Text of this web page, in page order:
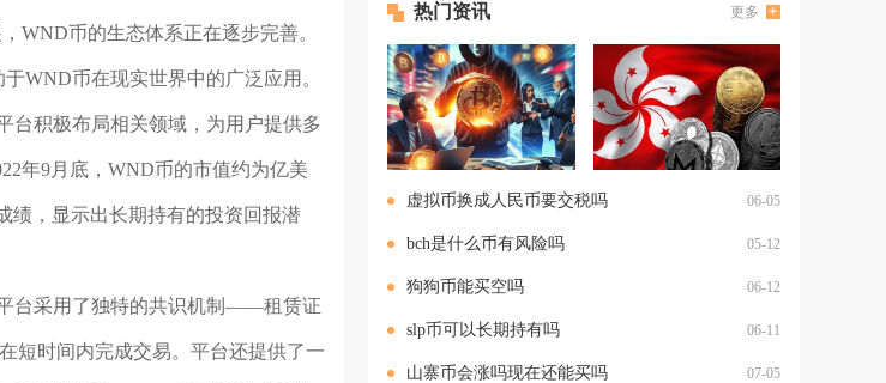
WND币的生态体系正在逐步完善。
WND币在现实世界中的广泛应用。
台积极布局相关领域，为用户提供多
年9月底，WND币的市值约为亿美
绩，显示出长期持有的投资回报潜
台采用了独特的共识机制——租赁证
短时间内完成交易。平台还提供了一
热门资讯 更多
虚拟币换成人民币要交税吗 06-05
bch是什么币有风险吗 05-12
狗狗币能买空吗 06-12
slp币可以长期持有吗 06-11
山寨币会涨吗现在还能买吗 07-05